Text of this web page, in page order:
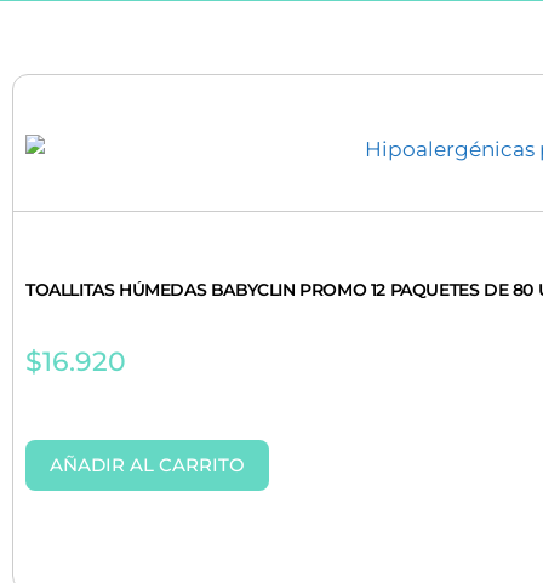
TOALLITAS HÚMEDAS BABYCLIN PROMO 12 PAQUETES DE 80
$16.920
AÑADIR AL CARRITO